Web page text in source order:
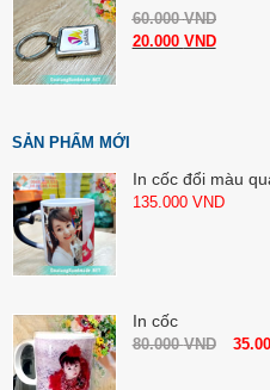
60.000VND
20.000 VND
SẢN PHẨM MỚI
In cốc đổi màu
135.000 VND
In cốc
80.000VND